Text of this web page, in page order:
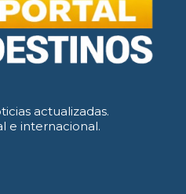
actualizadas.
e internacional.